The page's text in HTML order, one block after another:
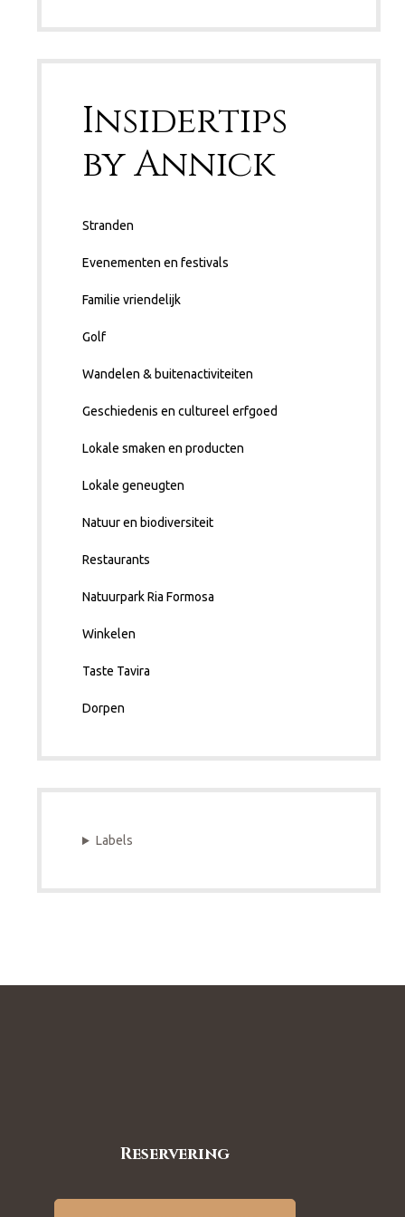
Insidertips
by Annick
Stranden
Evenementen en festivals
Familie vriendelijk
Golf
Wandelen & buitenactiviteiten
Geschiedenis en cultureel erfgoed
Lokale smaken en producten
Lokale geneugten
Natuur en biodiversiteit
Restaurants
Natuurpark Ria Formosa
Winkelen
Taste Tavira
Dorpen
Labels
Reservering